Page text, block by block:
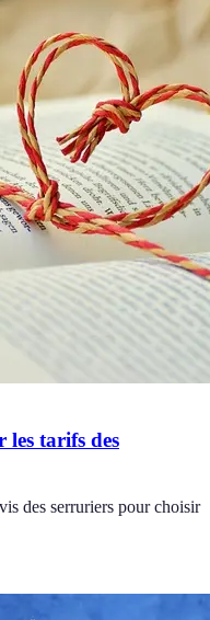
tarifs des
des serruriers pour choisir